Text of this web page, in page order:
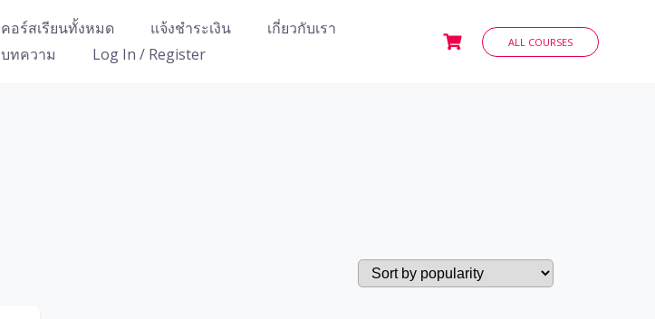
คอร์สเรียนทั้งหมด แจ้งชำระเงิน
เกี่ยวกับเรา
บทความ
Log In / Register
ALL COURSES